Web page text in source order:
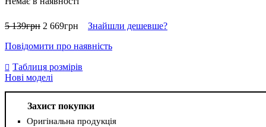
5 139грн 2 669грн
Знайшли дешевше?
Повідомити про наявність
Таблиця розмірів
Нові моделі
Захист покупки
Оригінальна продукція